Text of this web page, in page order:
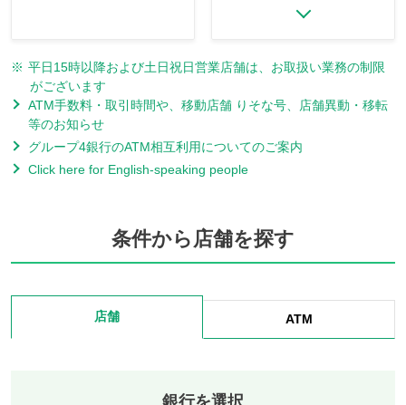
※ 平日15時以降および土日祝日営業店舗は、お取扱い業務の制限
がございます
ATM手数料・取引時間や、移動店舗 りそな号、店舗異動・移転
等のお知らせ
グループ4銀行のATM相互利用についてのご案内
Click here for English-speaking people
条件から店舗を探す
店舗 ATM
銀行を選択